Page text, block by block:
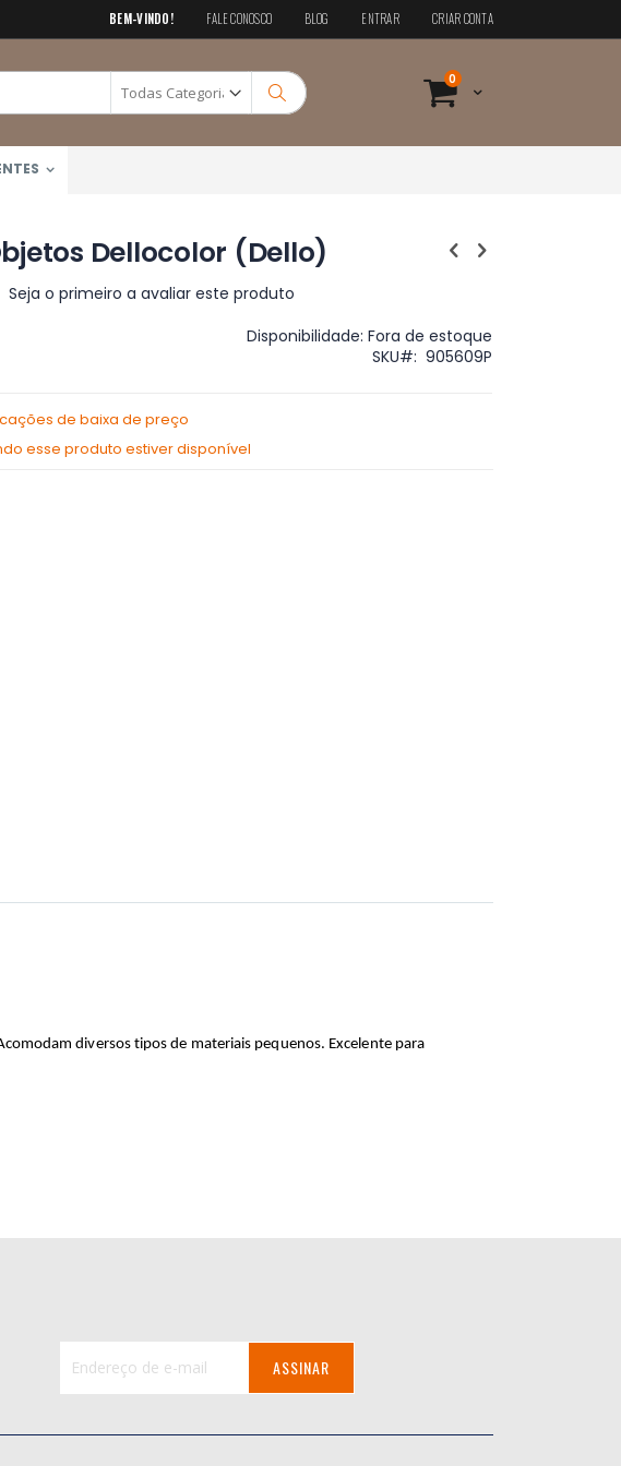
BEM-VINDO! FALE CONOSCO BLOG ENTRAR CRIAR CONTA
Cart
0 itens
Pesquisa
Dellocolor (Dello)
Seja o primeiro a avaliar este produto
Disponibilidade: Fora de estoque
SKU
905609P
de baixa de preço
esse produto estiver disponível
diversos tipos de materiais pequenos. Excelente para
ASSINAR